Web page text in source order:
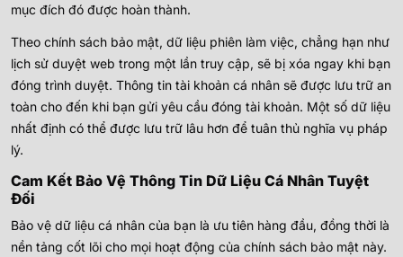
mục đích đó được hoàn thành.
Theo chính sách bảo mật, dữ liệu phiên làm việc, chẳng hạn như
lịch sử duyệt web trong một lần truy cập, sẽ bị xóa ngay khi bạn
đóng trình duyệt. Thông tin tài khoản cá nhân sẽ được lưu trữ an
toàn cho đến khi bạn gửi yêu cầu đóng tài khoản. Một số dữ liệu
nhất định có thể được lưu trữ lâu hơn để tuân thủ nghĩa vụ pháp
lý.
Cam Kết Bảo Vệ Thông Tin Dữ Liệu Cá Nhân Tuyệt
Đối
Bảo vệ dữ liệu cá nhân của bạn là ưu tiên hàng đầu, đồng thời là
nền tảng cốt lõi cho mọi hoạt động của chính sách bảo mật này.